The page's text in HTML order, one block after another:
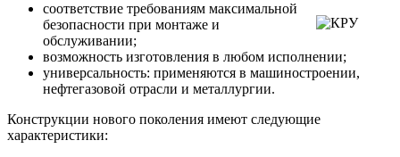
соответствие требованиям максимальной
безопасности при монтаже и
обслуживании;
возможность изготовления в любом исполнении;
универсальность: применяются в машиностроении,
нефтегазовой отрасли и металлургии.
Конструкции нового поколения имеют следующие
характеристики: